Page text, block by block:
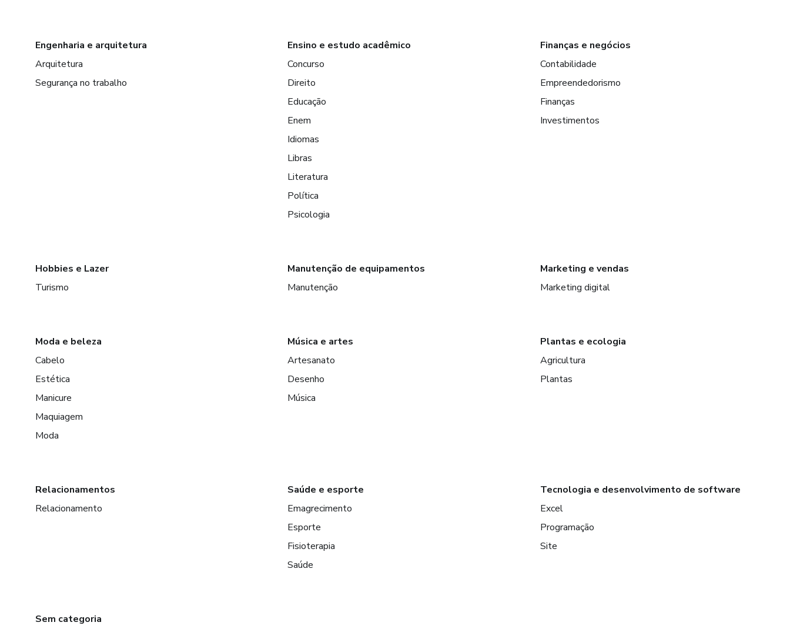
Engenharia e arquitetura
Arquitetura
Segurança no trabalho
Ensino e estudo acadêmico
Concurso
Direito
Educação
Enem
Idiomas
Libras
Literatura
Política
Psicologia
Finanças e negócios
Contabilidade
Empreendedorismo
Finanças
Investimentos
Hobbies e Lazer
Turismo
Manutenção de equipamentos
Manutenção
Marketing e vendas
Marketing digital
Moda e beleza
Cabelo
Estética
Manicure
Maquiagem
Moda
Música e artes
Artesanato
Desenho
Música
Plantas e ecologia
Agricultura
Plantas
Relacionamentos
Relacionamento
Saúde e esporte
Emagrecimento
Esporte
Fisioterapia
Saúde
Tecnologia e desenvolvimento de software
Excel
Programação
Site
Sem categoria